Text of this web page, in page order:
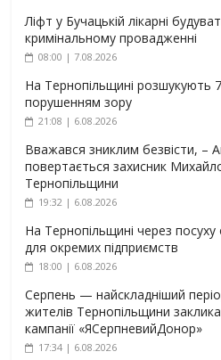
Ліфт у Бучацькій лікарні
кримінальному провадженні
08:00 | 7.08.2026
На Тернопільщині розшукують
порушенням зору
21:08 | 6.08.2026
Вважався зниклим безвісти, –
повертається захисник
Тернопільщини
19:32 | 6.08.2026
На Тернопільщині через
для окремих підприємств
18:00 | 6.08.2026
Серпень — найскладніший
жителів Тернопільщини
кампанії «ЯСерпневийДонор»
17:34 | 6.08.2026